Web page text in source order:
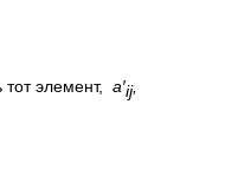
тот элемент, а′ij,